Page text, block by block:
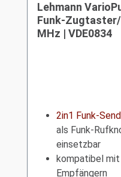
Lehmann
Funk-
MHz | VDE0834
2in1 Funk-
als Funk-
einsetzbar
kompatibel mit
Empfängern